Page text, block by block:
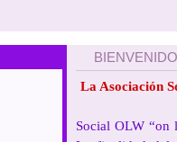
BIENVENIDO
La Asociación
Social OLW “on